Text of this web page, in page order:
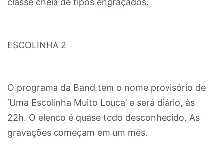
classe cheia de tipos engraçados.
ESCOLINHA 2
O programa da Band tem o nome provisório de
‘Uma Escolinha Muito Louca’ e será diário, às
22h. O elenco é quase todo desconhecido. As
gravações começam em um mês.